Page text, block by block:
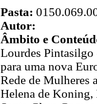
Pasta:
Autor:
Âmbito e
Lourdes
para uma nova
Rede de Mulheres
Helena de Koning,